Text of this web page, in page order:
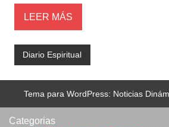
LEER MÁS
Diario Espiritual
Tema para WordPress: Noticias
Categorias